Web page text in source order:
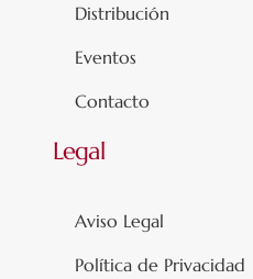
Distribución
Eventos
Contacto
Legal
Aviso Legal
Política de Privacidad